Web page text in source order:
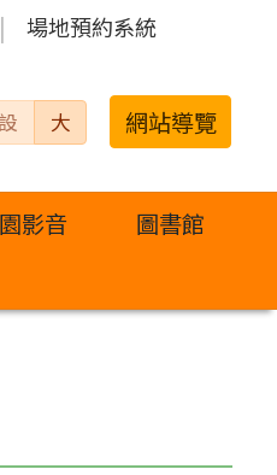
場地預約系統
大 網站導覽
影音
圖書館